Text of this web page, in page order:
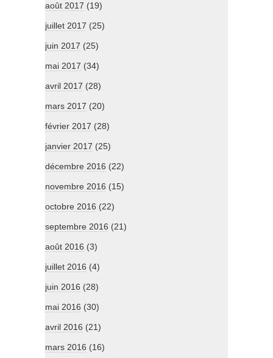
août 2017 (19)
juillet 2017 (25)
juin 2017 (25)
mai 2017 (34)
avril 2017 (28)
mars 2017 (20)
février 2017 (28)
janvier 2017 (25)
décembre 2016 (22)
novembre 2016 (15)
octobre 2016 (22)
septembre 2016 (21)
août 2016 (3)
juillet 2016 (4)
juin 2016 (28)
mai 2016 (30)
avril 2016 (21)
mars 2016 (16)